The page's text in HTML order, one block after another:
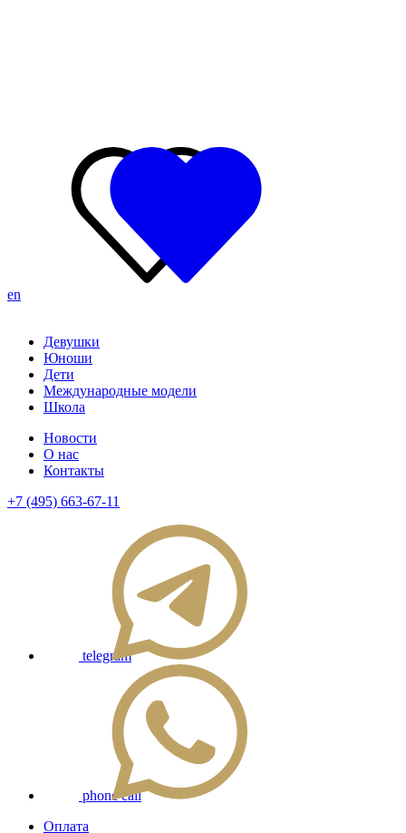
en
Девушки
Юноши
Дети
Международные модели
Школа
Новости
О нас
Контакты
+7 (495) 663-67-11
telegram
phone call
Оплата